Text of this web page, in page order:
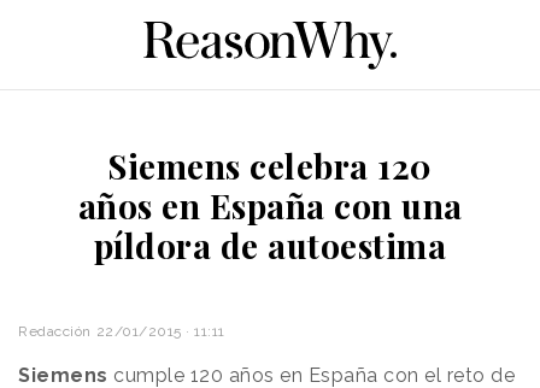
Siemens celebra 120
años en España con una
píldora de autoestima
Redacción 22/01/2015 · 11:11
Siemens cumple 120 años en España con el reto de